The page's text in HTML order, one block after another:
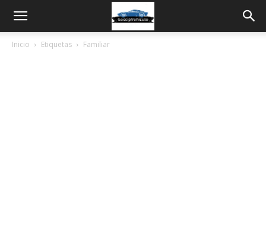
Inicio Etiquetas Familiar